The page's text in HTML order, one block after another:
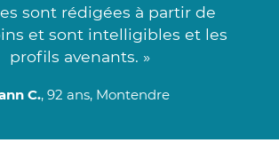
sont rédigées à partir de
et sont intelligibles et les
profils avenants. »
C., 92 ans, Montendre